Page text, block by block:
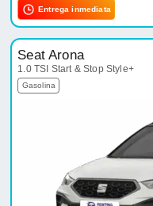
Entrega inmediata
Seat Arona
1.0 TSI Start & Stop Style+
Gasolina